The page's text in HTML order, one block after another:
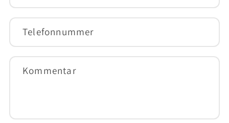
Telefonnummer
Kommentar